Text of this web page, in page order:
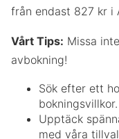
från endast 827 kr i
Vårt Tips: Missa
avbokning!
Sök efter ett
bokningsvillkor.
Upptäck
med våra